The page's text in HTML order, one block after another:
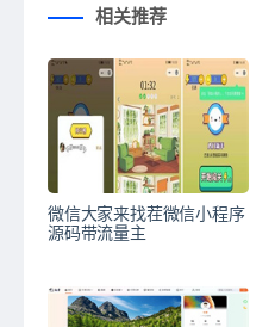
相关推荐
微信大家来找茬微信小程序
源码带流量主